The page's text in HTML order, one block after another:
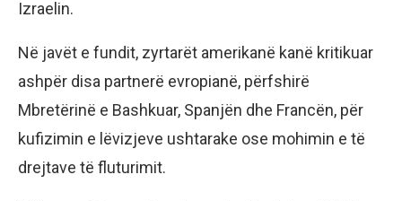
Izraelin.
Në javët e fundit, zyrtarët amerikanë kanë kritikuar
ashpër disa partnerë evropianë, përfshirë
Mbretërinë e Bashkuar, Spanjën dhe Francën, për
kufizimin e lëvizjeve ushtarake ose mohimin e të
drejtave të fluturimit.